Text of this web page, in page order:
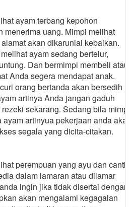
ayam terbang kepohon
menerima uang. Mimpi melihat
akan dikaruniai kebaikan.
ayam sedang bertelur,
Dan bermimpi membeli atau
Anda segera mendapat anak.
orang bertanda akan bersedih
artinya Anda jangan gaduh
sekarang. Sedang bila mimpi
artinyua pekerjaan anda akan
segala yang dicita-citakan.
perempuan yang ayu dan cantik
dalam lamaran atau dilamar
ingin jika tidak disertai dengan
akan mengalami kegagalan